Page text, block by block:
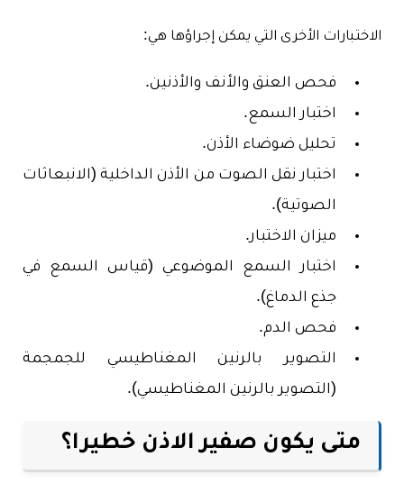
الاختبارات الأخرى التي يمكن إجراؤها هي:
فحص العنق والأنف والأذنين.
اختبار السمع.
تحليل ضوضاء الأذن.
اختبار نقل الصوت من الأذن الداخلية (الانبعاثات
الصوتية).
ميزان الاختبار.
اختبار السمع الموضوعي (قياس السمع في
جذع الدماغ).
فحص الدم.
التصوير بالرنين المغناطيسي للجمجمة
(التصوير بالرنين المغناطيسي).
متى يكون صفير الاذن خطيرا؟